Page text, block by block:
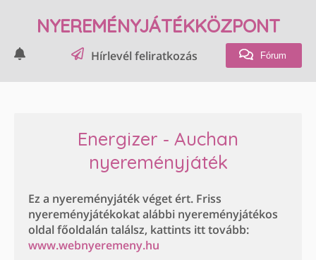
NYEREMÉNYJÁTÉKKÖZPONT
Hírlevél feliratkozás Fórum
Energizer - Auchan
nyereményjáték
Ez a nyereményjáték véget ért. Friss
nyereményjátékokat alábbi nyereményjátékos
oldal főoldalán találsz, kattints itt tovább:
www.webnyeremeny.hu